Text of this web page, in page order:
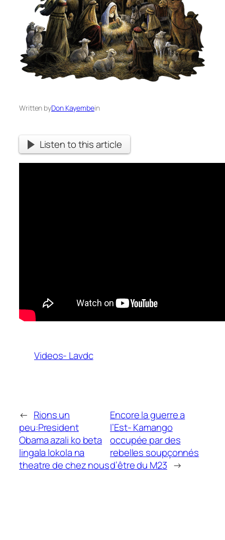
Written byDon Kayembein
Listen to this article
Videos- Lavdc
← Rions un
peu:President
Obama azali ko beta
lingala lokola na
theatre de chez nous
Encore la guerre a
l’Est- Kamango
occupée par des
rebelles soupçonnés
d’être du M23 →